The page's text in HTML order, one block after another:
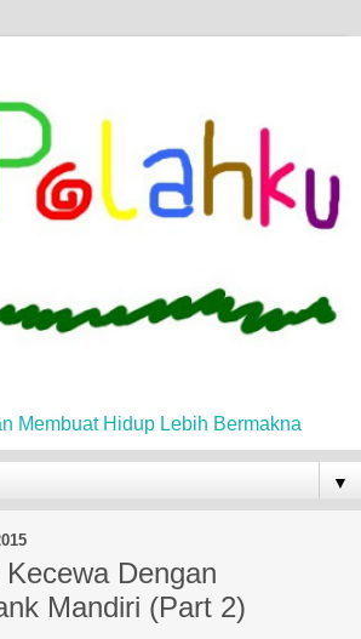
Membuat Hidup Lebih Bermakna
▼
Dengan
Mandiri (Part 2)